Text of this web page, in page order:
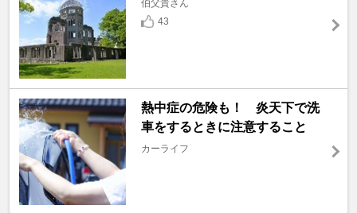
伯父貴さん
43
熱中症の危険も！ 炎天下で洗
車をするときに注意すること
カーライフ